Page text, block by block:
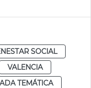
SOCIAL
VALENCIA
TEMÁTICA